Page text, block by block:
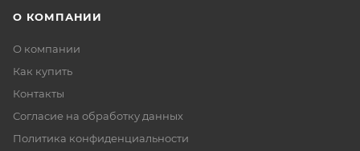
О КОМПАНИИ
О компании
Как купить
Контакты
Согласие на обработку данных
Политика конфиденциальности